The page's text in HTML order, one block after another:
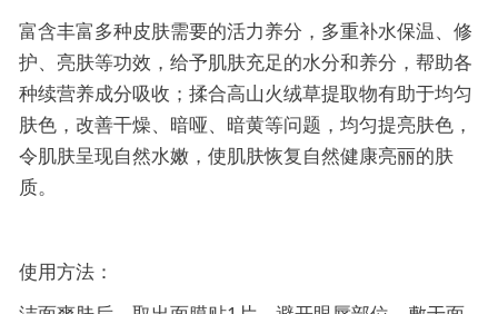
富含丰富多种皮肤需要的活力养分，多重补水保温、修
护、亮肤等功效，给予肌肤充足的水分和养分，帮助各
种续营养成分吸收；揉合高山火绒草提取物有助于均匀
肤色，改善干燥、暗哑、暗黄等问题，均匀提亮肤色，
令肌肤呈现自然水嫩，使肌肤恢复自然健康亮丽的肤
质。
使用方法：